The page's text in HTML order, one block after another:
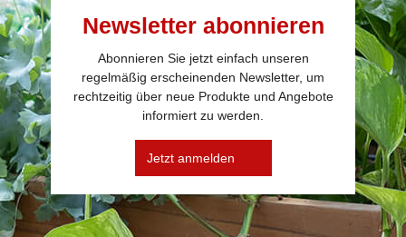
Newsletter abonnieren
Abonnieren Sie jetzt einfach unseren
regelmäßig erscheinenden Newsletter, um
rechtzeitig über neue Produkte und Angebote
informiert zu werden.
Jetzt anmelden